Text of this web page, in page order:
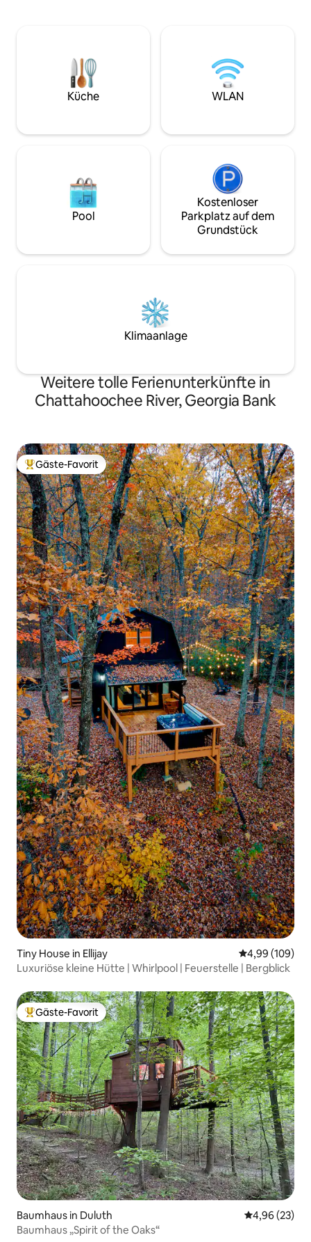
Whippoorwill duftenden Salzen, Alexa
für Musik und einen Kronleuchter.
Schlafe in einem Hängebett oder in der
Canopy Suite, ein Blick auf die Sterne
Whippoorwill Retreat.
erhaschen
umherstreifen. Es ist ruhig und privat,
aber nur wenige
Atlanta Village
Küche WLAN
Pool
Kostenloser
Parkplatz auf dem
Grundstück
Klimaanlage
Weitere tolle Ferienunterkünfte in
Chattahoochee River, Georgia Bank
Beliebter Gäste-Favorit.
Gäste-Favorit
Tiny House in Ellijay
4,99 (109)
Luxuriöse kleine Hütte | Whirlpool | Feuerstelle | Bergblick
Beliebter Gäste-Favorit.
Gäste-Favorit
Baumhaus in Duluth
4,96 (23)
Baumhaus „Spirit of the Oaks“